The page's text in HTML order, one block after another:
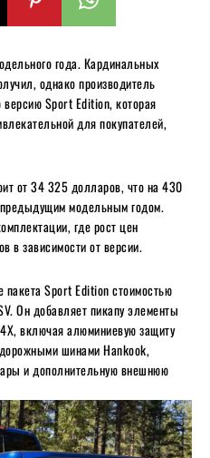
года. Кардинальных
однако производитель
Sport Edition, которая
для покупателей,
от 34 325 долларов, что на 430
модельным годом.
где рост цен
в зависимости от версии.
пакета Sport Edition стоимостью
Он добавляет пикапу элементы
включая алюминиевую защиту
шинами Hankook,
и дополнительную внешнюю